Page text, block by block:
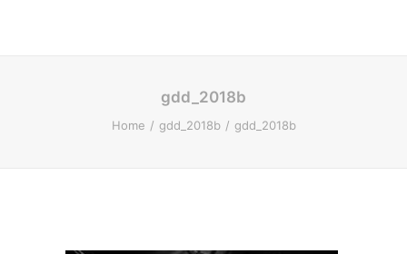
gdd_2018b
Home gdd_2018b gdd_2018b